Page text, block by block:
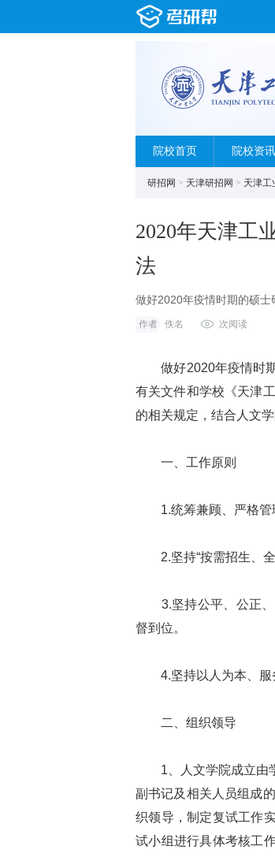
院校首页 院校资讯
研招网 > 天津研招网 > 天津工
2020年天津工
法
做好2020年疫情时期的硕士
作者 佚名 次阅读
做好2020年疫情时期
有关文件和学校《天津
的相关规定，结合人文
一、工作原则
1.统筹兼顾、严格管
2.坚持“按需招生、全
3.坚持公平、公正、
督到位。
4.坚持以人为本、服
二、组织领导
1、人文学院成立由学
副书记及相关人员组成
织领导，制定复试工作
试小组进行具体考核工